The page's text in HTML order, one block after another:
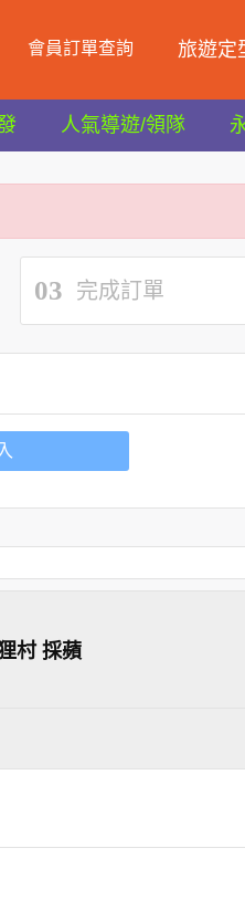
會員訂單查詢 旅遊定
人氣導遊/領隊
03 完成訂單
村 採蘋